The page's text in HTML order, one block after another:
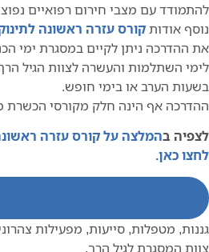
להתמודד עם מצבי חירום רפואיים
נוסף אודותקורס עזרה ראשונה
את ההדרכה ניתן לקיים במסגרת ימי
לימי השתלמות והעשרה לצוות הגיל
בשעות הערב או בימי חופש.
ההדרכה אף הינה חלק מקורסי
לצפיה בהמלצה על קורס עזרה
לחצו כאן.
גננות, מטפלות, סייעות, מפעילות
צוות המסגרת לגיל הרך.